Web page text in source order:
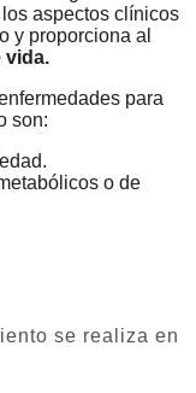
aspectos clínicos
y proporciona al
vida.
para
son:
o de
se realiza en